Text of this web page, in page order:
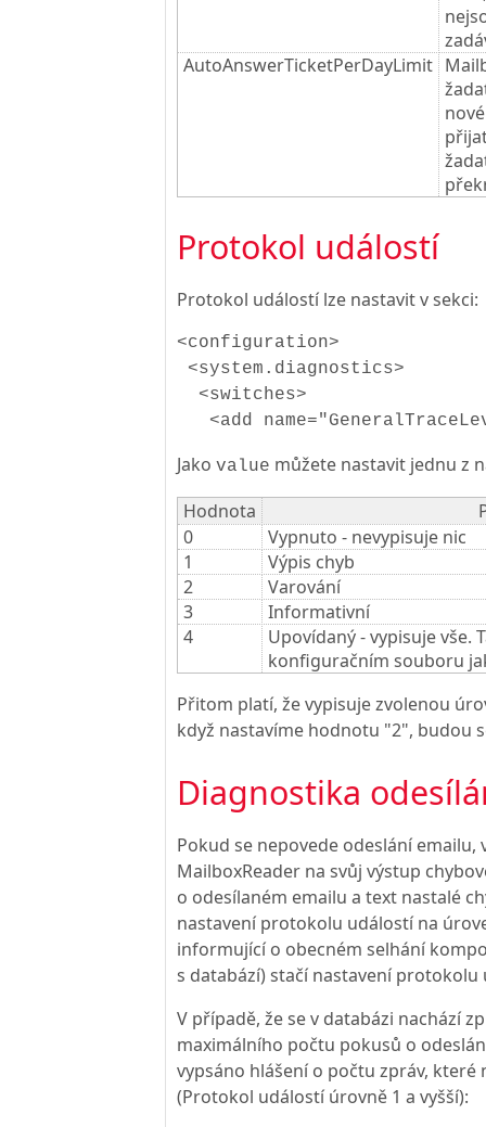
AutoAnswerTicketPerDayLimit
Protokol událostí
Protokol událostí lze nastavit v sekci:
<configuration>
<system.diagnostics>
<switches>
<add
Jako value můžete nastavit jednu z
Hodnota
0
Vypnuto - nevypisuje nic
1
Výpis chyb
2
Varování
3
Informativní
4
Upovídaný - vypisuje vše.
konfiguračním souboru
Přitom platí, že vypisuje zvolenou
když nastavíme hodnotu "2", budou
Diagnostika
Pokud se nepovede odeslání
MailboxReader na svůj výstup
o odesílaném emailu a text nastalé
nastavení protokolu událostí na
informující o obecném selhání
s databází) stačí nastavení protokolu
V případě, že se v databázi nachází
maximálního počtu pokusů o
vypsáno hlášení o počtu zpráv, které
(Protokol událostí úrovně 1 a vyšší):